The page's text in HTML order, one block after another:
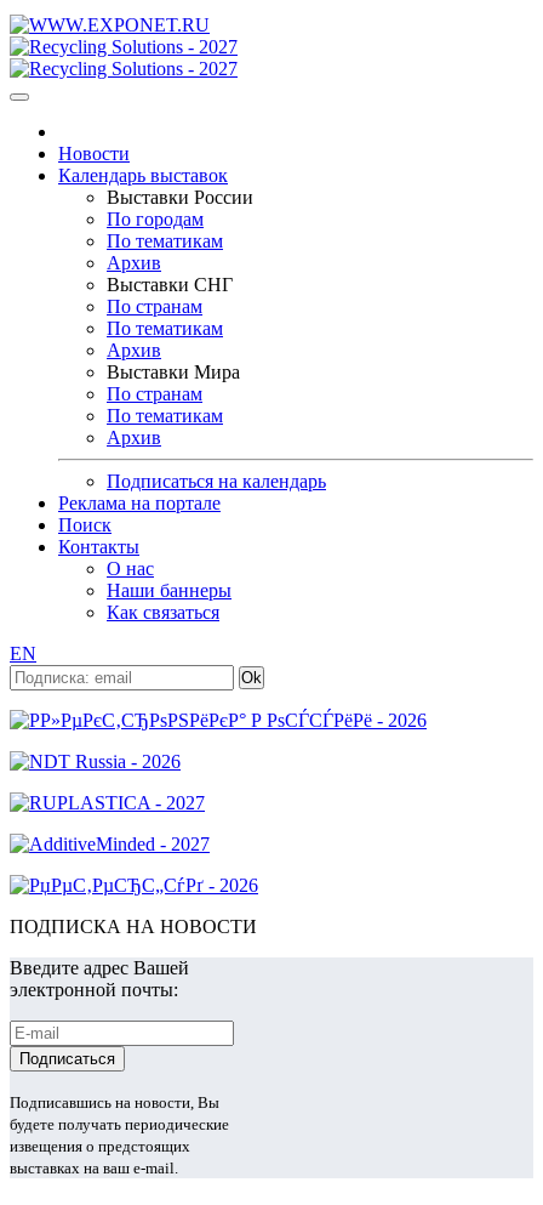
Новости
Календарь выставок
Выставки России
По городам
По тематикам
Архив
Выставки СНГ
По странам
По тематикам
Архив
Выставки Мира
По странам
По тематикам
Архив
Подписаться на календарь
Реклама на портале
Поиск
Контакты
О нас
Наши баннеры
Как связаться
EN
ПОДПИСКА НА НОВОСТИ
Введите адрес Вашей
электронной почты:
Подписавшись на новости, Вы
будете получать периодические
извещения о предстоящих
выставках на ваш e-mail.